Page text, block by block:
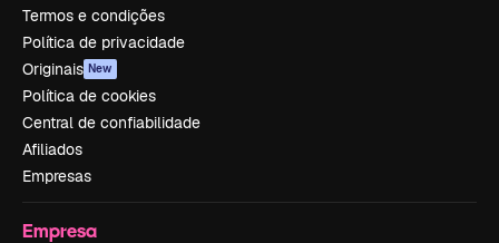
Termos e condições
Política de privacidade
Originais New
Política de cookies
Central de confiabilidade
Afiliados
Empresas
Empresa